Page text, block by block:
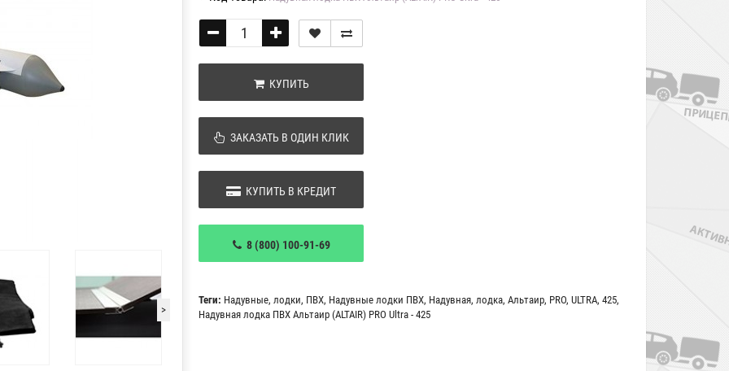
>
КУПИТЬ
ЗАКАЗАТЬ В ОДИН КЛИК
КУПИТЬ В КРЕДИТ
8 (800) 100-91-69
Теги: Надувные, лодки, ПВХ, Надувные лодки ПВХ, Надувная, лодка, Альтаир, PRO, ULTRA, 425,
Надувная лодка ПВХ Альтаир (ALTAIR) PRO Ultra - 425